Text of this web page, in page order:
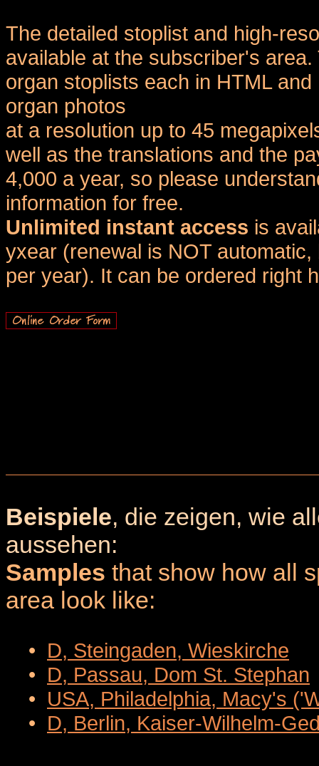
The detailed stoplist and high-
available at the subscriber's
organ stoplists each in HTML
organ photos
at a resolution up to 45
well as the translations and the
4,000 a year, so please
information for free.
Unlimited instant access is
yxear (renewal is NOT
per year). It can be ordered right
Beispiele, die zeigen, wie
aussehen:
Samples that show how all
area look like:
• D, Steingaden, Wieskirche
• D, Passau, Dom St. Stephan
• USA, Philadelphia, Macy's
• D, Berlin, Kaiser-Wilhelm-